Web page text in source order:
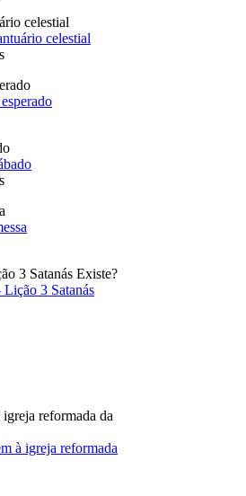
celestial
Lição 3 Satanás
à igreja reformada